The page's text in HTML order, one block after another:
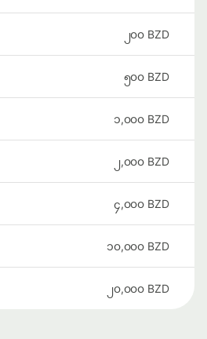
၂၀၀ BZD
၅၀၀ BZD
၁,၀၀၀ BZD
၂,၀၀၀ BZD
၄,၀၀၀ BZD
၁၀,၀၀၀ BZD
၂၀,၀၀၀ BZD